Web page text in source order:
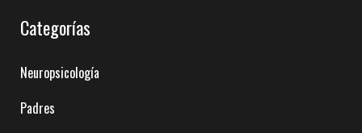
Categorías
Neuropsicología
Padres